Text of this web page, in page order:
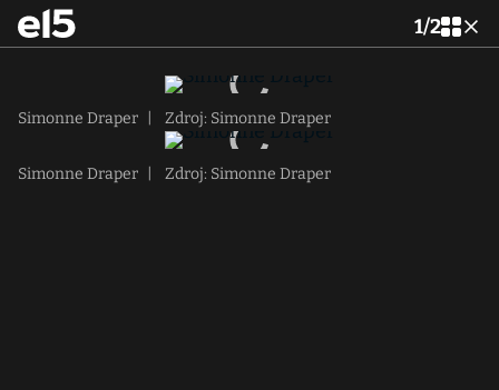
1/2
Simonne Draper Zdroj: Simonne Draper
Simonne Draper Zdroj: Simonne Draper